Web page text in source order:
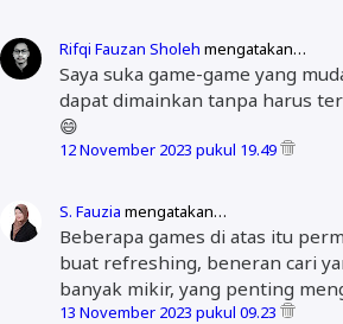
Rifqi Fauzan Sholeh mengatakan…
Saya suka game-game yang
dapat dimainkan tanpa harus
😄
12 November 2023 pukul 19.49
S. Fauzia mengatakan…
Beberapa games di atas itu
buat refreshing, beneran cari
banyak mikir, yang penting
13 November 2023 pukul 09.23